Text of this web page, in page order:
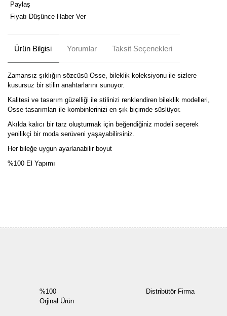
Paylaş
Fiyatı Düşünce Haber Ver
Ürün Bilgisi Yorumlar Taksit Seçenekleri
Zamansız şıklığın sözcüsü Osse, bileklik koleksiyonu ile sizlere
kusursuz bir stilin anahtarlarını sunuyor.
Kalitesi ve tasarım güzelliği ile stilinizi renklendiren bileklik modelleri,
Osse tasarımları ile kombinlerinizi en şık biçimde süslüyor.
Akılda kalıcı bir tarz oluşturmak için beğendiğiniz modeli seçerek
yenilikçi bir moda serüveni yaşayabilirsiniz.
Her bileğe uygun ayarlanabilir boyut
%100 El Yapımı
%100
Orjinal Ürün
Distribütör Firma